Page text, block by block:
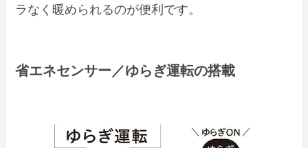
ラなく暖められるのが便利です。
省エネセンサー／ゆらぎ運転の搭載